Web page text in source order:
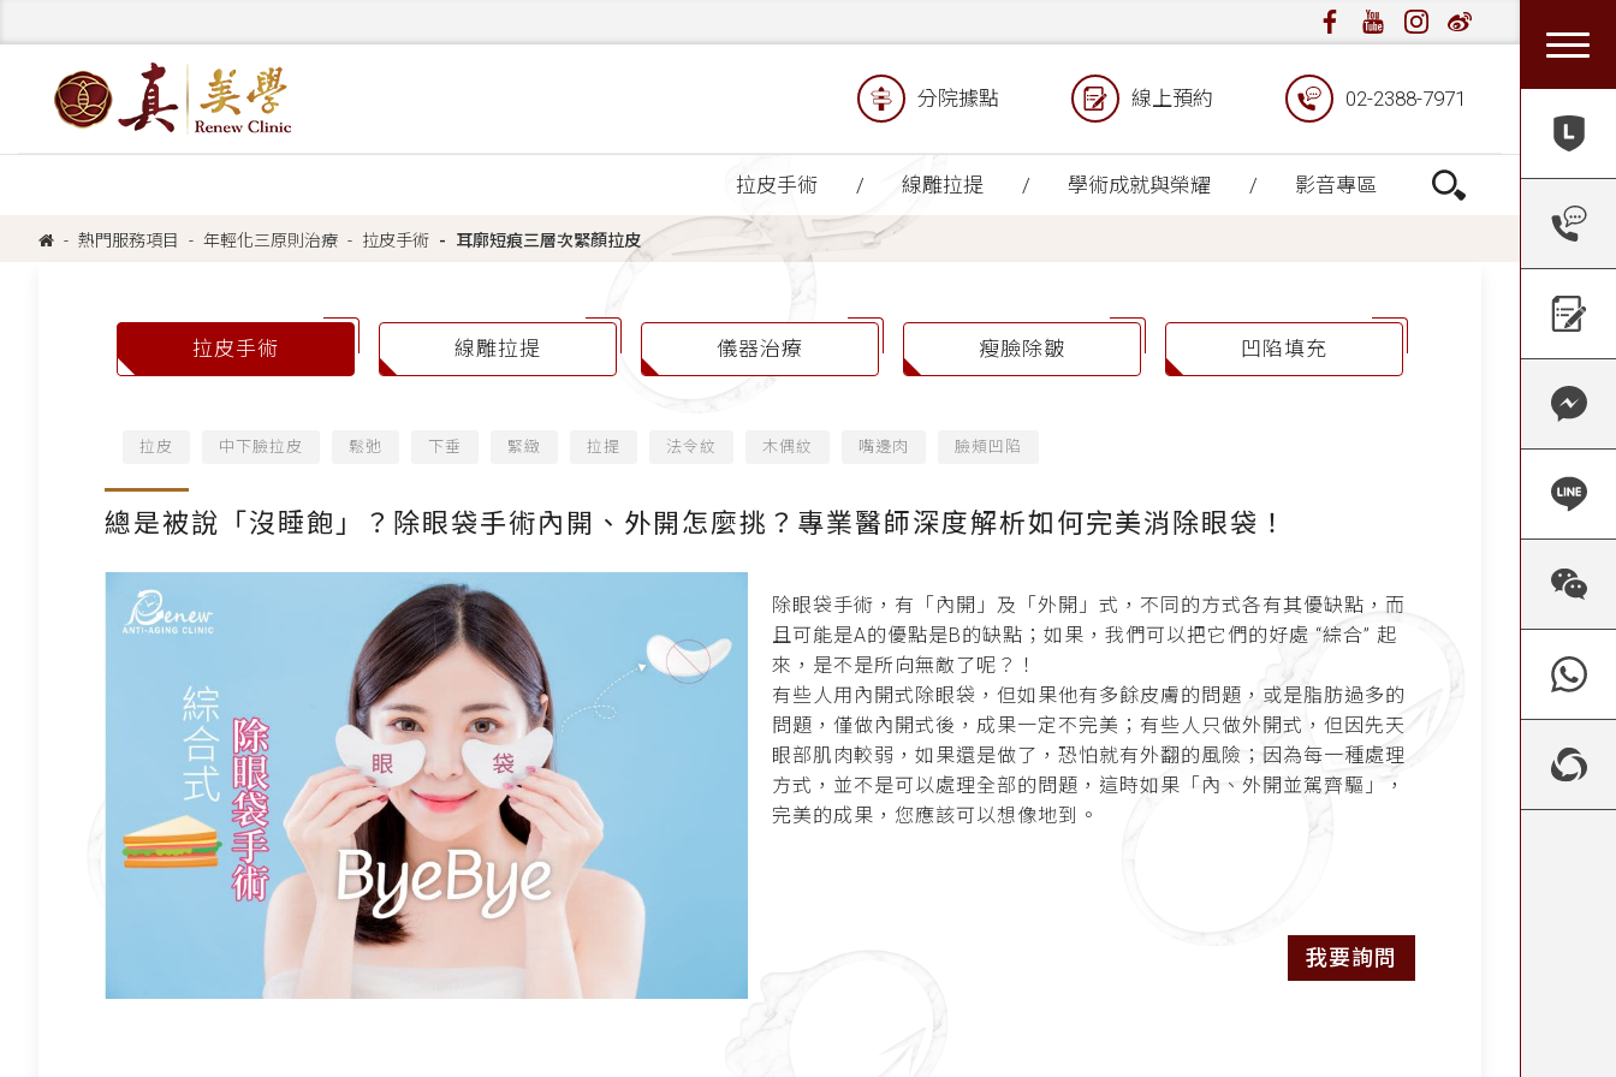
分院據點 線上預約 02-2388-7971
拉皮手術 線雕拉提 學術成就與榮耀 影音專區
熱門服務項目 年輕化三原則治療 拉皮手術 耳廓短痕三層次緊顏拉皮
拉皮手術 線雕拉提 儀器治療 瘦臉除皺 凹陷填充
拉皮 中下臉拉皮 鬆弛 下垂 緊緻 拉提 法令紋 木偶紋 嘴邊肉 臉頰凹陷
總是被說「沒睡飽」？除眼袋手術內開、外開怎麼挑？專業醫師深度解析如何完美消除眼袋！
除眼袋手術，有「內開」及「外開」式，不同的方式各有其優缺點，而
且可能是A的優點是B的缺點；如果，我們可以把它們的好處 “綜合” 起
來，是不是所向無敵了呢？！
有些人用內開式除眼袋，但如果他有多餘皮膚的問題，或是脂肪過多的
問題，僅做內開式後，成果一定不完美；有些人只做外開式，但因先天
眼部肌肉較弱，如果還是做了，恐怕就有外翻的風險；因為每一種處理
方式，並不是可以處理全部的問題，這時如果「內、外開並駕齊驅」，
完美的成果，您應該可以想像地到。
我要詢問